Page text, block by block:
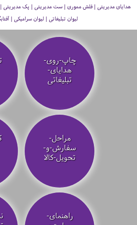
هدایای مدیریتی | فلش مموری | ست مدیریتی | پک
لیوان تبلیغاتی | لیوان سرامیکی |
چاپ-روی-
هدایای-
تبلیغاتی
مراحل-
سفارش-و-
تحویل-کالا
راهنمای-